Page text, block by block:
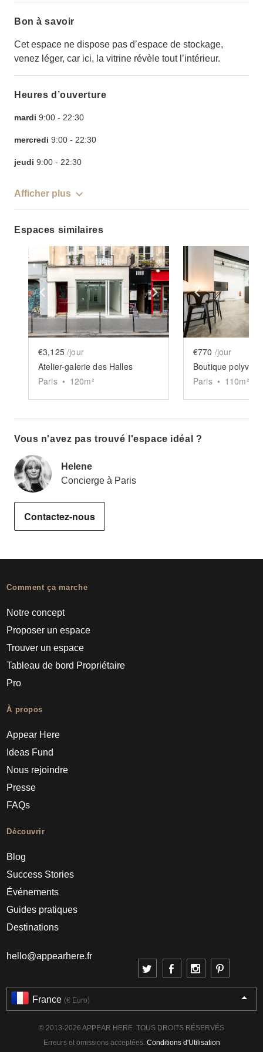
Bon à savoir
Cet espace ne dispose pas d’espace de stockage,
venez léger, car ici, la vitrine révèle tout l’intérieur.
Heures d’ouverture
mardi 9:00 - 22:30
mercredi 9:00 - 22:30
jeudi 9:00 - 22:30
Afficher plus
Espaces similaires
Show previous slide Show next slide
€3,125 /jour
Atelier-galerie des Halles
Paris • 120m²
Show
€770 /jour
Paris • 110m²
Vous n'avez pas trouvé l'espace idéal ?
Helene
Concierge à Paris
Contactez-nous
Comment ça marche
Notre concept
Proposer un espace
Trouver un espace
Tableau de bord Propriétaire
Pro
À propos
Appear Here
Ideas Fund
Nous rejoindre
Presse
FAQs
Découvrir
Blog
Success Stories
Événements
Guides pratiques
Destinations
hello@appearhere.fr
France (€ Euro)
© 2013-2026 APPEAR HERE. TOUS DROITS RÉSERVÉS
Erreurs et omissions acceptées. Conditions d'Utilisation